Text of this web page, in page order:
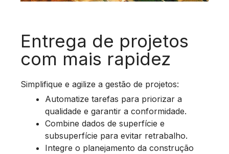
Entrega de projetos
com mais rapidez
Simplifique e agilize a gestão de projetos:
Automatize tarefas para priorizar a
qualidade e garantir a conformidade.
Combine dados de superfície e
subsuperfície para evitar retrabalho.
Integre o planejamento da construção